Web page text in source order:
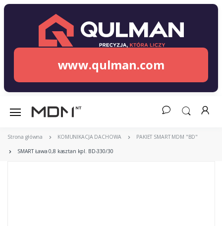
www.qulman.com
Strona główna KOMUNIKACJA DACHOWA PAKIET SMART MDM "BD"
SMART Ława 0,8 kasztan kpl. BD-330/30